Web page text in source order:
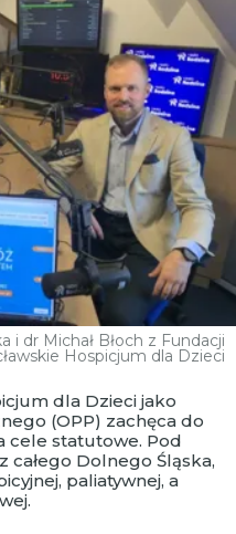
i dr Michał Błoch z Fundacji
Hospicjum dla Dzieci
dla Dzieci jako
(OPP) zachęca do
cele statutowe. Pod
całego Dolnego Śląska,
paliatywnej, a